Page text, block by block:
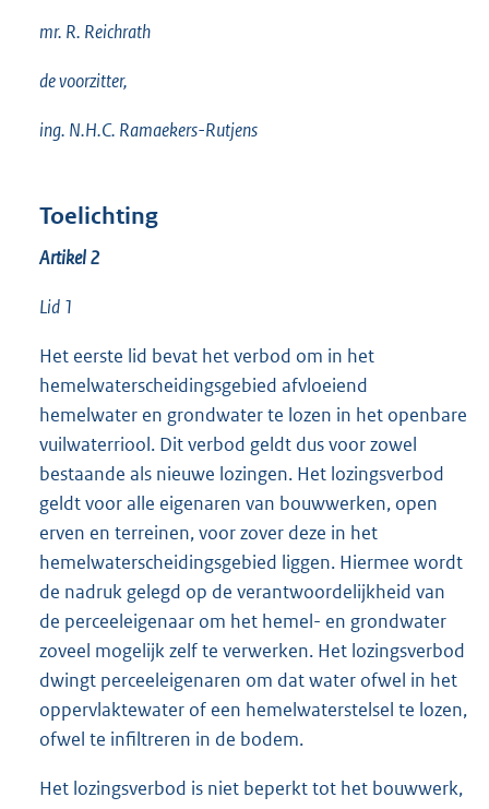
mr. R. Reichrath
de voorzitter,
ing. N.H.C. Ramaekers-Rutjens
Toelichting
Artikel 2
Lid 1
Het eerste lid bevat het verbod om in het
hemelwaterscheidingsgebied afvloeiend
hemelwater en grondwater te lozen in het openbare
vuilwaterriool. Dit verbod geldt dus voor zowel
bestaande als nieuwe lozingen. Het lozingsverbod
geldt voor alle eigenaren van bouwwerken, open
erven en terreinen, voor zover deze in het
hemelwaterscheidingsgebied liggen. Hiermee wordt
de nadruk gelegd op de verantwoordelijkheid van
de perceeleigenaar om het hemel- en grondwater
zoveel mogelijk zelf te verwerken. Het lozingsverbod
dwingt perceeleigenaren om dat water ofwel in het
oppervlaktewater of een hemelwaterstelsel te lozen,
ofwel te infiltreren in de bodem.
Het lozingsverbod is niet beperkt tot het bouwwerk,